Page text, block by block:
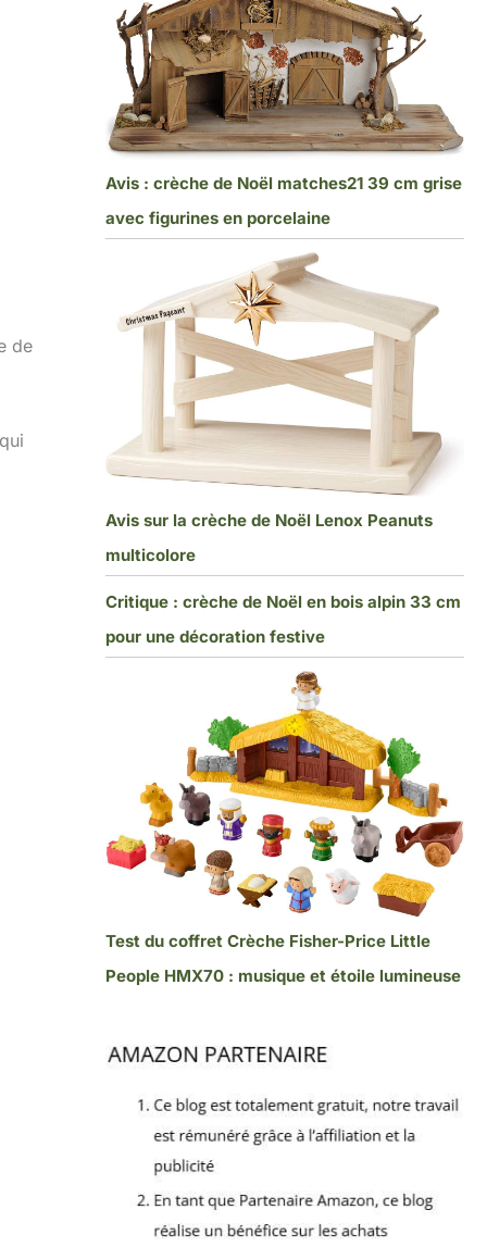
de
Avis : crèche de Noël matches21 39 cm grise
avec figurines en porcelaine
Avis sur la crèche de Noël Lenox Peanuts
multicolore
Critique : crèche de Noël en bois alpin 33 cm
pour une décoration festive
Test du coffret Crèche Fisher-Price Little
People HMX70 : musique et étoile lumineuse